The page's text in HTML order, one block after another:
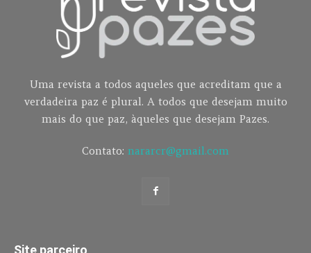
Uma revista a todos aqueles que acreditam que a
verdadeira paz é plural. A todos que desejam muito
mais do que paz, àqueles que desejam Pazes.
Contato: nararcr@gmail.com
Site parceiro